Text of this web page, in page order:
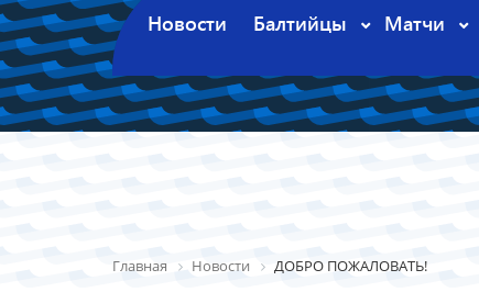
Новости Балтийцы Матчи
Главная Новости ДОБРО ПОЖАЛОВАТЬ!